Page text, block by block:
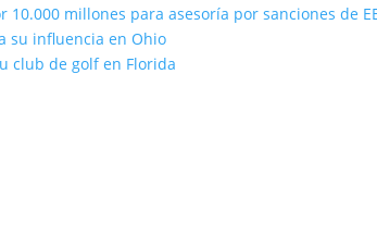
millones para asesoría por sanciones de
su influencia en Ohio
club de golf en Florida